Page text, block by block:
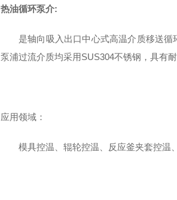
热油循环泵介:
是轴向吸入出口中心式高温介质移送循
泵浦过流介质均采用SUS304不锈钢，具有
应用领域：
模具控温、辊轮控温、反应釜夹套控温、